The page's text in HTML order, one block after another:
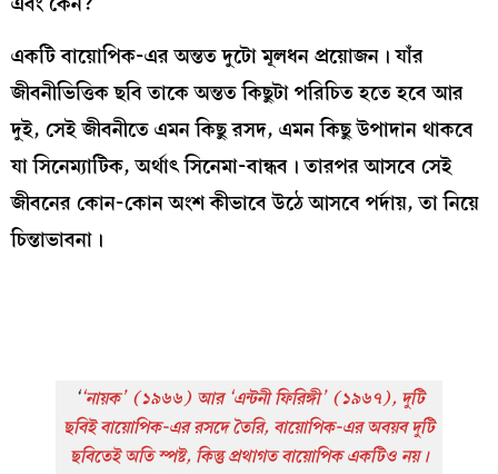
একটি বায়োপিক-এর অন্তত দুটো মূলধন প্রয়োজন। যাঁর
জীবনীভিত্তিক ছবি তাকে অন্তত কিছুটা পরিচিত হতে হবে আর
দুই, সেই জীবনীতে এমন কিছু রসদ, এমন কিছু উপাদান থাকবে
যা সিনেম্যাটিক, অর্থাৎ সিনেমা-বান্ধব। তারপর আসবে সেই
জীবনের কোন-কোন অংশ কীভাবে উঠে আসবে পর্দায়, তা নিয়ে
চিন্তাভাবনা।
‘‘নায়ক’ (১৯৬৬) আর‘এন্টনী ফিরিঙ্গী’(১৯৬৭), দুটি
ছবিই বায়োপিক-এর রসদে তৈরি, বায়োপিক-এর অবয়ব দুটি
ছবিতেই অতি স্পষ্ট, কিন্তু প্রথাগত বায়োপিক একটিও নয়।